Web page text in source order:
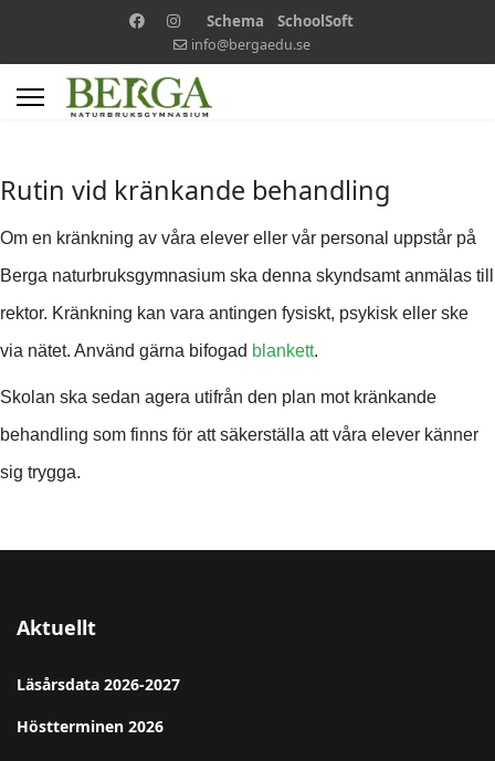
Schema SchoolSoft
info@bergaedu.se
Rutin vid kränkande behandling
Om en kränkning av våra elever eller vår personal uppstår på
Berga naturbruksgymnasium ska denna skyndsamt anmälas till
rektor. Kränkning kan vara antingen fysiskt, psykisk eller ske
via nätet. Använd gärna bifogad blankett.
Skolan ska sedan agera utifrån den plan mot kränkande
behandling som finns för att säkerställa att våra elever känner
sig trygga.
Aktuellt
Läsårsdata 2026-2027
Höstterminen 2026